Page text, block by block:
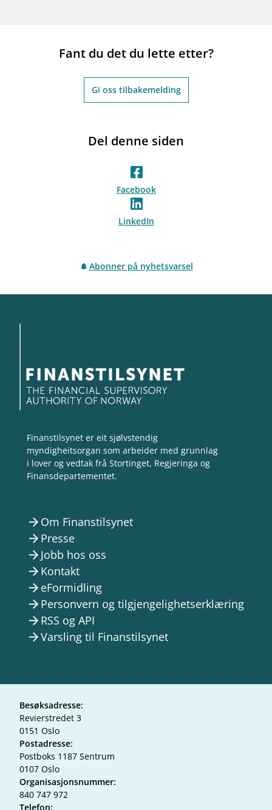
Fant du det du lette etter?
Gi oss tilbakemelding
Del denne siden
Facebook
LinkedIn
Abonner på nyhetsvarsel
Finanstilsynet er eit sjølvstendig
myndigheitsorgan som arbeider med grunnlag
i lover og vedtak frå Stortinget, Regjeringa og
Finansdepartementet.
arrow_forward Om Finanstilsynet
arrow_forward Presse
arrow_forward Jobb hos oss
arrow_forward Kontakt
arrow_forward eFormidling
arrow_forward Personvern og tilgjengelighetserklæring
arrow_forward RSS og API
arrow_forwardVarsling til Finanstilsynet
Besøksadresse:
Revierstredet 3
0151 Oslo
Postadresse:
Postboks 1187 Sentrum
0107 Oslo
Organisasjonsnummer:
840 747 972
Telefon: